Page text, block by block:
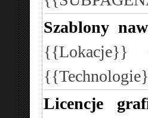
Szablony
{{Lokacje}}
Licencje